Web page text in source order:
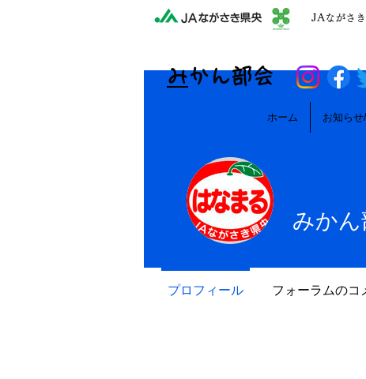
JAながさ
​みかん部会
ホーム お知ら
みかん
プロフィール フォーラムのコ